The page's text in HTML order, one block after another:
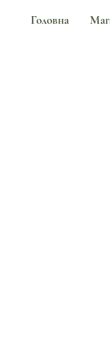
Головна